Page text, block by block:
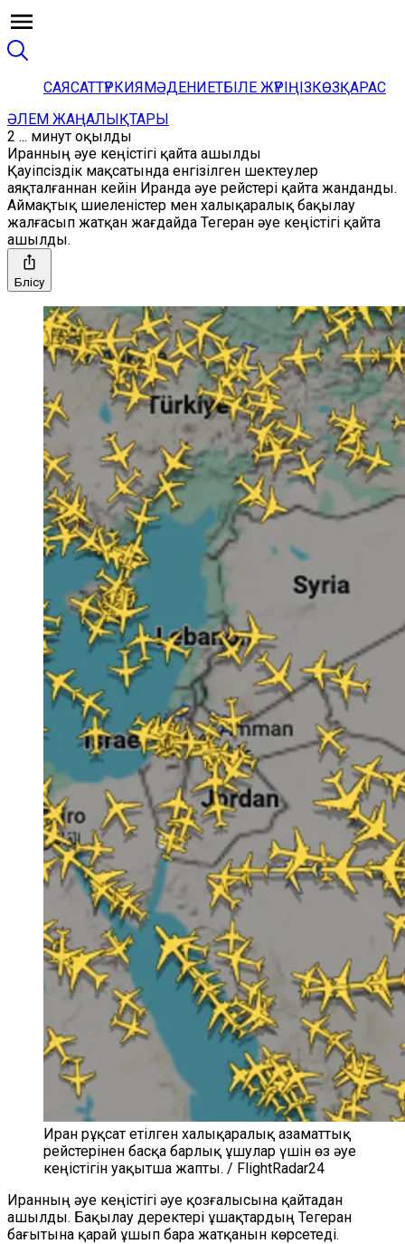
САЯСАТТҮРКИЯМӘДЕНИЕТБІЛЕ ЖҮРІҢІЗКӨЗҚАРАС
ӘЛЕМ ЖАҢАЛЫҚТАРЫ
2 ... минут оқылды
Иранның әуе кеңістігі қайта ашылды
Қауіпсіздік мақсатында енгізілген шектеулер
аяқталғаннан кейін Иранда әуе рейстері қайта жанданды.
Аймақтық шиеленістер мен халықаралық бақылау
жалғасып жатқан жағдайда Тегеран әуе кеңістігі қайта
ашылды.
Бөлісу
Иран рұқсат етілген халықаралық азаматтық
рейстерінен басқа барлық ұшулар үшін өз әуе
кеңістігін уақытша жапты. / FlightRadar24
Иранның әуе кеңістігі әуе қозғалысына қайтадан
ашылды. Бақылау деректері ұшақтардың Тегеран
бағытына қарай ұшып бара жатқанын көрсетеді.